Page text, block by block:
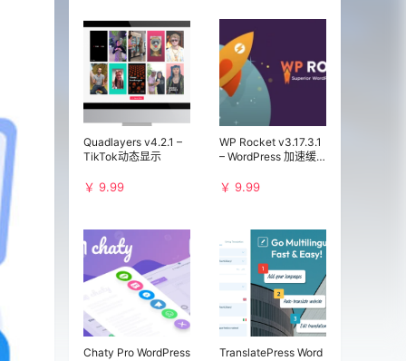
Quadlayers v4.2.1 –
TikTok动态显示
￥ 9.99
WP Rocket v3.17.3.1
– WordPress 加速缓
￥ 9.99
Chaty Pro WordPress
TranslatePress Word